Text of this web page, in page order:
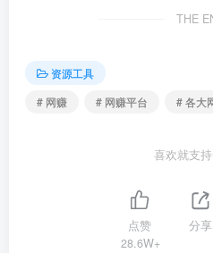
THE
资源工具
# 网赚
# 网赚平台 # 各大
喜欢就支
点赞
28.6W+
分享